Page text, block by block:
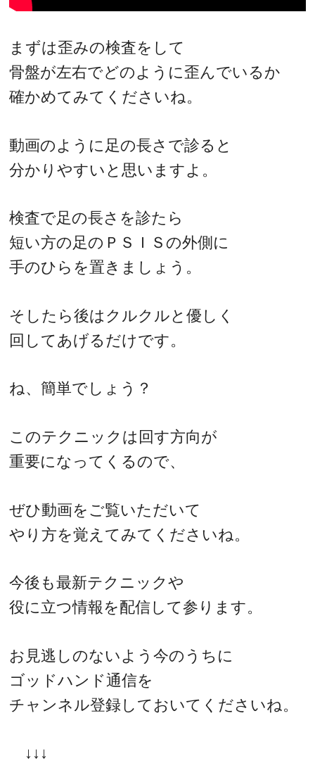
まずは歪みの検査をして
骨盤が左右でどのように歪んでいるか
確かめてみてくださいね。
動画のように足の長さで診ると
分かりやすいと思いますよ。
検査で足の長さを診たら
短い方の足のＰＳＩＳの外側に
手のひらを置きましょう。
そしたら後はクルクルと優しく
回してあげるだけです。
ね、簡単でしょう？
このテクニックは回す方向が
重要になってくるので、
ぜひ動画をご覧いただいて
やり方を覚えてみてくださいね。
今後も最新テクニックや
役に立つ情報を配信して参ります。
お見逃しのないよう今のうちに
ゴッドハンド通信を
チャンネル登録しておいてくださいね。
↓↓↓